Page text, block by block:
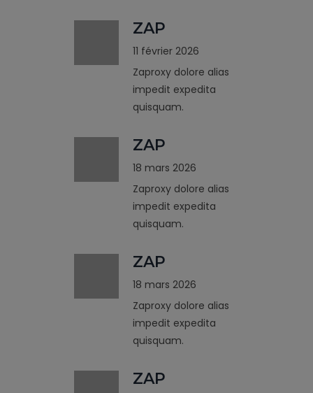
ZAP
11 février 2026
Zaproxy dolore alias
impedit expedita
quisquam.
ZAP
18 mars 2026
Zaproxy dolore alias
impedit expedita
quisquam.
ZAP
18 mars 2026
Zaproxy dolore alias
impedit expedita
quisquam.
ZAP